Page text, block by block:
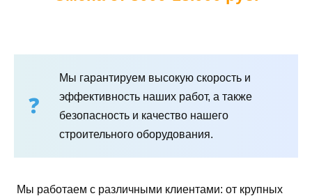
Мы гарантируем высокую скорость и
эффективность наших работ, а также
безопасность и качество нашего
строительного оборудования.
Мы работаем с различными клиентами: от крупных